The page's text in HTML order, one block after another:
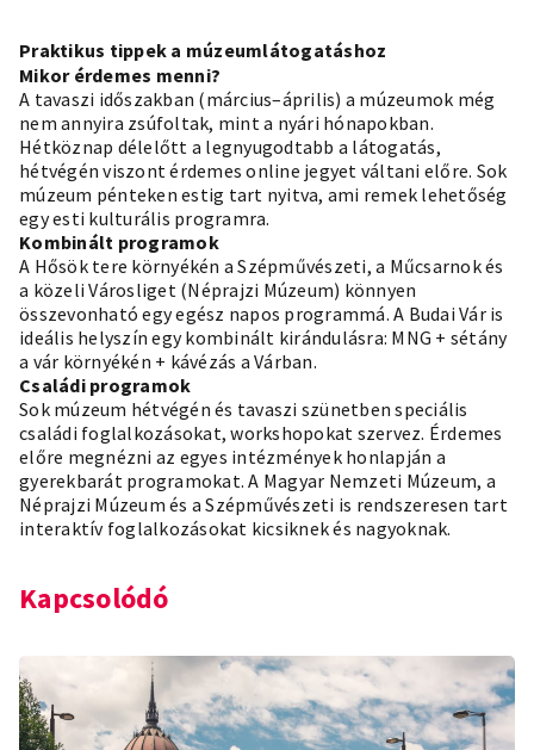
Praktikus tippek a múzeumlátogatáshoz
Mikor érdemes menni?
A tavaszi időszakban (március–április) a múzeumok még
nem annyira zsúfoltak, mint a nyári hónapokban.
Hétköznap délelőtt a legnyugodtabb a látogatás,
hétvégén viszont érdemes online jegyet váltani előre. Sok
múzeum pénteken estig tart nyitva, ami remek lehetőség
egy esti kulturális programra.
Kombinált programok
A Hősök tere környékén a Szépművészeti, a Műcsarnok és
a közeli Városliget (Néprajzi Múzeum) könnyen
összevonható egy egész napos programmá. A Budai Vár is
ideális helyszín egy kombinált kirándulásra: MNG + sétány
a vár környékén + kávézás a Várban.
Családi programok
Sok múzeum hétvégén és tavaszi szünetben speciális
családi foglalkozásokat, workshopokat szervez. Érdemes
előre megnézni az egyes intézmények honlapján a
gyerekbarát programokat. A Magyar Nemzeti Múzeum, a
Néprajzi Múzeum és a Szépművészeti is rendszeresen tart
interaktív foglalkozásokat kicsiknek és nagyoknak.
Kapcsolódó